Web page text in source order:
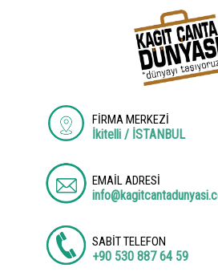
FİRMA MERKEZİ
İkitelli / İSTANBUL
EMAİL ADRESİ
SABİT TELEFON
+90 530 887 64 59